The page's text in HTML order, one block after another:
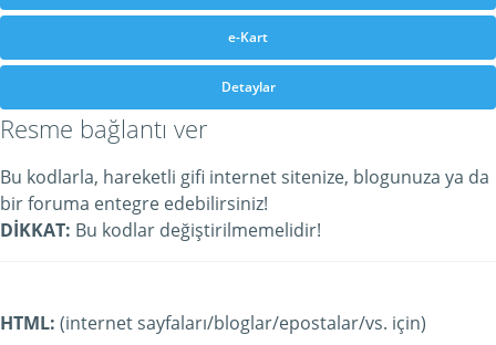
e-Kart
Detaylar
Resme bağlantı ver
Bu kodlarla, hareketli gifi internet sitenize, blogunuza ya da
bir foruma entegre edebilirsiniz!
DİKKAT: Bu kodlar değiştirilmemelidir!
HTML: (internet sayfaları/bloglar/epostalar/vs. için)